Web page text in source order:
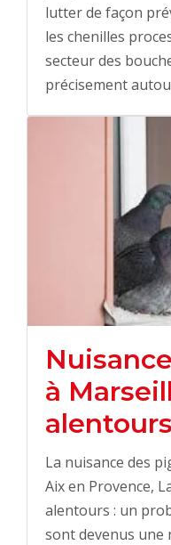
lutter de façon
les chenilles
secteur des
précisement
à
alentours
La nuisance des
Aix en Provence,
alentours : un
sont devenus une